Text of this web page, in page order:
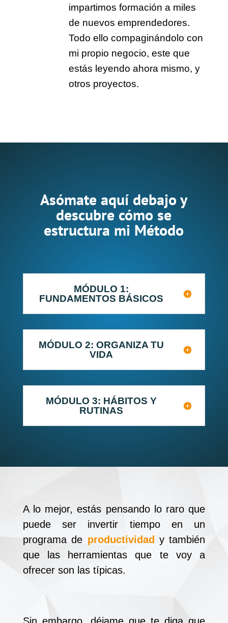
impartimos formación a miles
de nuevos emprendedores.
Todo ello compaginándolo con
mi propio negocio, este que
estás leyendo ahora mismo, y
otros proyectos.
Asómate aquí debajo y
descubre cómo se
estructura mi Método
MÓDULO 1:
FUNDAMENTOS BÁSICOS
MÓDULO 2: ORGANIZA TU
VIDA
MÓDULO 3: HÁBITOS Y
RUTINAS
A lo mejor, estás pensando lo raro que
puede ser invertir tiempo en un
programa de productividad y también
que las herramientas que te voy a
ofrecer son las típicas.
Sin embargo, déjame que te diga que